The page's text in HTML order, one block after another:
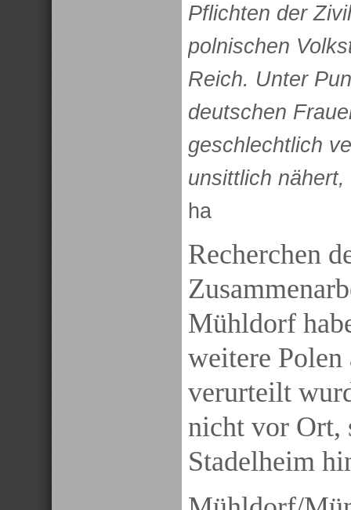
Pflichten der
polnischen
Reich. Unter
deutschen
geschlechtlich
unsittlich
ha
Recherchen
Mühldorf
weitere Polen
verurteilt
nicht vor Ort,
Stadelheim